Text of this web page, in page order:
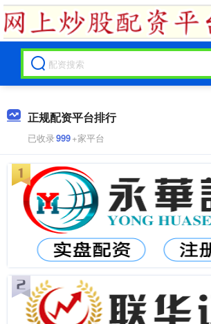
正规配资平台排行
已收录999+家平台